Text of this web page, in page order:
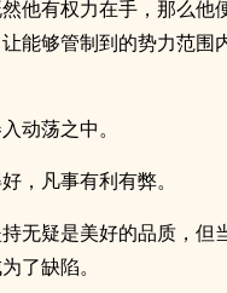
他有权力在手，那么他
能够管制到的势力范围
动荡之中。
，凡事有利有弊。
无疑是美好的品质，但
了缺陷。